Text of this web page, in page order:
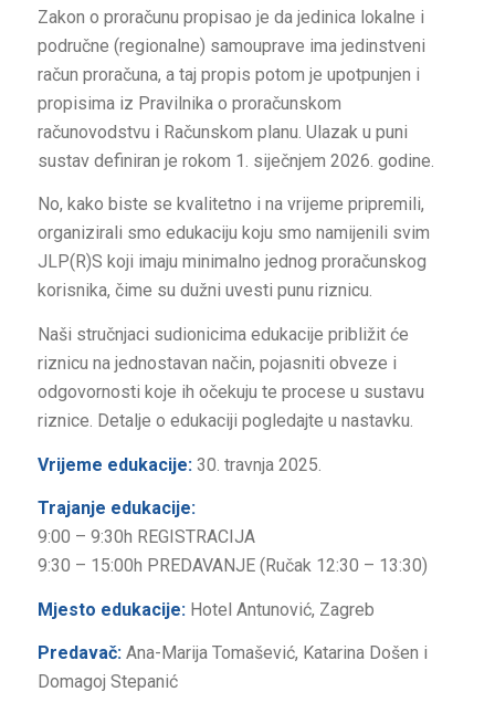
Zakon o proračunu propisao je da jedinica lokalne i
područne (regionalne) samouprave ima jedinstveni
račun proračuna, a taj propis potom je upotpunjen i
propisima iz Pravilnika o proračunskom
računovodstvu i Računskom planu. Ulazak u puni
sustav definiran je rokom 1. siječnjem 2026. godine.
No, kako biste se kvalitetno i na vrijeme pripremili,
organizirali smo edukaciju koju smo namijenili svim
JLP(R)S koji imaju minimalno jednog proračunskog
korisnika, čime su dužni uvesti punu riznicu.
Naši stručnjaci sudionicima edukacije približit će
riznicu na jednostavan način, pojasniti obveze i
odgovornosti koje ih očekuju te procese u sustavu
riznice. Detalje o edukaciji pogledajte u nastavku.
Vrijeme edukacije:30. travnja 2025.
Trajanje edukacije:
9:00 – 9:30h REGISTRACIJA
9:30 – 15:00h PREDAVANJE (Ručak 12:30 – 13:30)
Mjesto edukacije:Hotel Antunović, Zagreb
Predavač: Ana-Marija Tomašević, Katarina Došen i
Domagoj Stepanić